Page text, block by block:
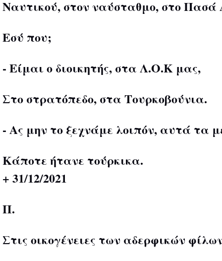
Ναυτικού, στον ναύσταθμο, στο Πασά
Εσύ που;
- Είμαι ο διοικητής, στα Λ.Ο.Κ μας,
Στο στρατόπεδο, στα Τουρκοβούνια.
- Ας μην το ξεχνάμε λοιπόν, αυτά τα
Κάποτε ήτανε τούρκικα.
+ 31/12/2021
Π.
Στις οικογένειες των αδερφικών